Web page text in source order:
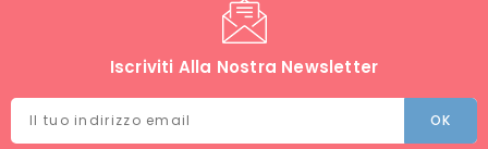
Iscriviti Alla Nostra Newsletter